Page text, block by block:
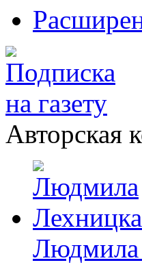
Авторская
Людмила